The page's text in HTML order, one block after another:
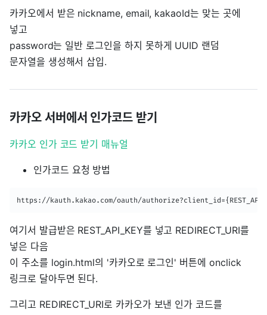
카카오에서 받은 nickname, email, kakaoId는 맞는 곳에
넣고
password는 일반 로그인을 하지 못하게 UUID 랜덤
문자열을 생성해서 삽입.
카카오 서버에서 인가코드 받기
카카오 인가 코드 받기 매뉴얼
인가코드 요청 방법
https://kauth.kakao.com/oauth/
여기서 발급받은 REST_API_KEY를 넣고 REDIRECT_URI를
넣은 다음
이 주소를 login.html의 '카카오로 로그인' 버튼에 onclick
링크로 달아두면 된다.
그리고 REDIRECT_URI로 카카오가 보낸 인가 코드를